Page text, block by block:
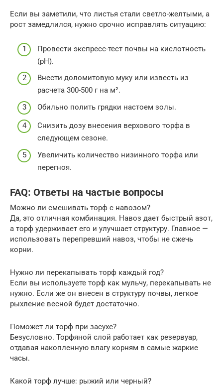
Если вы заметили, что листья стали светло-желтыми, а
рост замедлился, нужно срочно исправлять ситуацию:
Провести экспресс-тест почвы на кислотность
(pH).
Внести доломитовую муку или известь из
расчета 300-500 г на м².
Обильно полить грядки настоем золы.
Снизить дозу внесения верхового торфа в
следующем сезоне.
Увеличить количество низинного торфа или
перегноя.
FAQ: Ответы на частые вопросы
Можно ли смешивать торф с навозом?
Да, это отличная комбинация. Навоз дает быстрый азот,
а торф удерживает его и улучшает структуру. Главное —
использовать перепревший навоз, чтобы не сжечь
корни.
Нужно ли перекапывать торф каждый год?
Если вы используете торф как мульчу, перекапывать не
нужно. Если же он внесен в структуру почвы, легкое
рыхление весной будет достаточно.
Поможет ли торф при засухе?
Безусловно. Торфяной слой работает как резервуар,
отдавая накопленную влагу корням в самые жаркие
часы.
Какой торф лучше: рыжий или черный?